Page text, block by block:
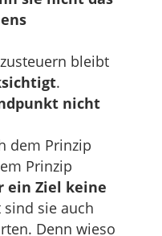
bleibt
.
nicht
dem Prinzip
Prinzip
ein Ziel keine
sind sie auch
Denn wieso